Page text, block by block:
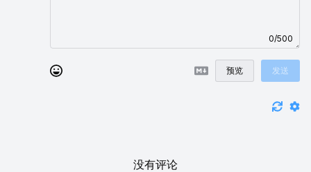
0/500
预览 发送
没有评论